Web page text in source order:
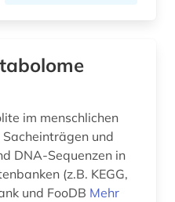
im menschlichen
und
DNA-Sequenzen in
(z.B. KEGG,
und FooDB Mehr